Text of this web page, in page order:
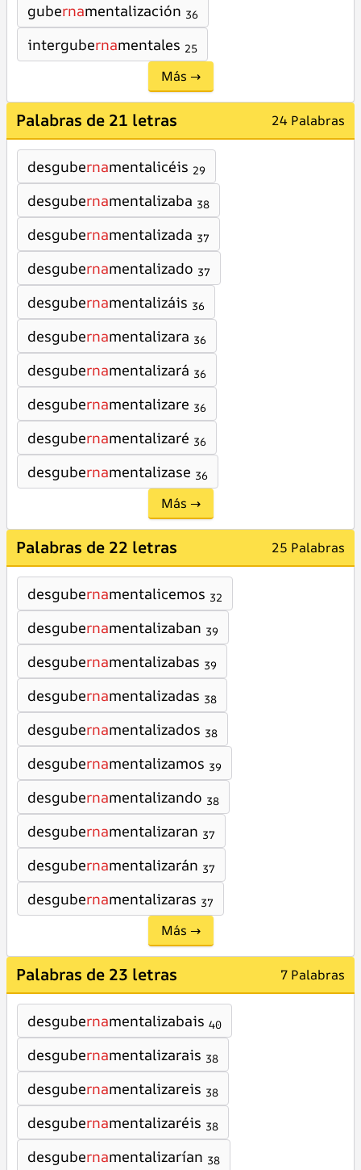
gubernamentalización 36
intergubernamentales 25
Más →
Palabras de 21 letras 24 Palabras
desgubernamentalicéis 29
desgubernamentalizaba 38
desgubernamentalizada 37
desgubernamentalizado 37
desgubernamentalizáis 36
desgubernamentalizara 36
desgubernamentalizará 36
desgubernamentalizare 36
desgubernamentalizaré 36
desgubernamentalizase 36
Más →
Palabras de 22 letras 25 Palabras
desgubernamentalicemos 32
desgubernamentalizaban 39
desgubernamentalizabas 39
desgubernamentalizadas 38
desgubernamentalizados 38
desgubernamentalizamos 39
desgubernamentalizando 38
desgubernamentalizaran 37
desgubernamentalizarán 37
desgubernamentalizaras 37
Más →
Palabras de 23 letras 7 Palabras
desgubernamentalizabais 40
desgubernamentalizarais 38
desgubernamentalizareis 38
desgubernamentalizaréis 38
desgubernamentalizarían 38